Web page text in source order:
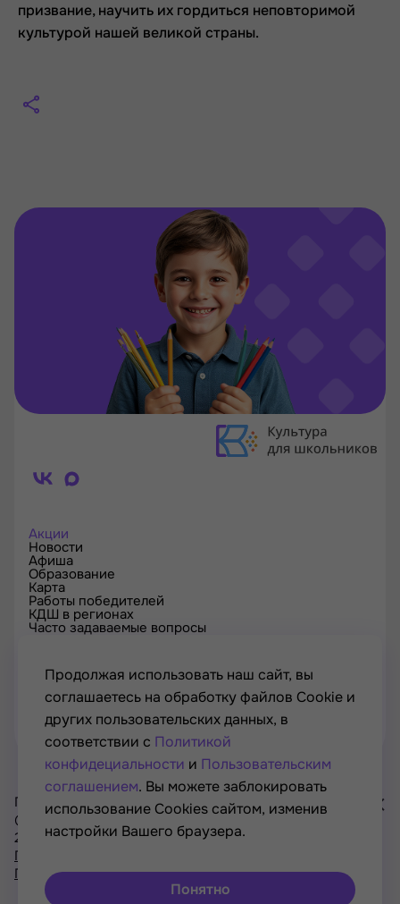
призвание, научить их гордиться неповторимой
культурой нашей великой страны.
Акции
Новости
Афиша
Образование
Карта
Работы победителей
КДШ в регионах
Часто задаваемые вопросы
Проверка сертификата
Контакты
Проект Минкультуры России, Минпросвещения России
© РОСКУЛЬТПРОЕКТ, Российский фонд культуры, 2021—
2026
Политика конфиденциальности
Пользовательское соглашение
Продолжая использовать наш сайт, вы
соглашаетесь на обработку файлов Cookie и
других пользовательских данных, в
соответствии с Политикой
конфидециальности и Пользовательским
соглашением. Вы можете заблокировать
использование Cookies сайтом, изменив
настройки Вашего браузера.
Понятно